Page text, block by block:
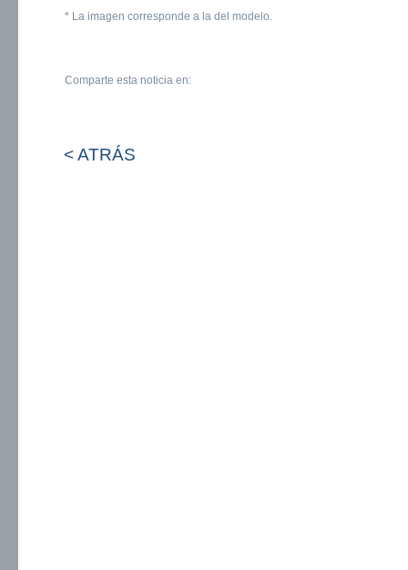
* La imagen corresponde a la del modelo.
Comparte esta noticia en:
< ATRÁS